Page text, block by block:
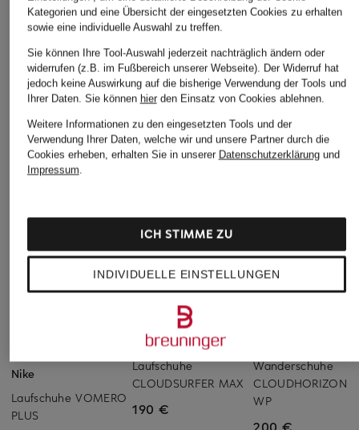
Nike
Laufschuhe VOMERO
PLUS
On
Laufschuhe
CLOUDSURFER MAX
190 €
Wanderschuhe
CLOUDHORIZON 2
WP
200 €
Kategorien und eine Übersicht der eingesetzten Cookies zu erhalten
sowie eine individuelle Auswahl zu treffen.
Sie können Ihre Tool-Auswahl jederzeit nachträglich ändern oder
widerrufen (z.B. im Fußbereich unserer Webseite). Der Widerruf hat
jedoch keine Auswirkung auf die bisherige Verwendung der Tools und
Ihrer Daten. Sie können hierden Einsatz von Cookies ablehnen.
Weitere Informationen zu den eingesetzten Tools und der
Verwendung Ihrer Daten, welche wir und unsere Partner durch die
Cookies erheben, erhalten Sie in unserer Datenschutzerklärungund
Impressum.
INDIVIDUELLE EINSTELLUNGEN
ICH STIMME ZU